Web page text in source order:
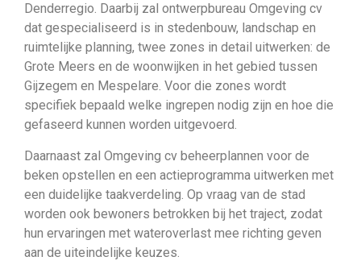
Denderregio. Daarbij zal ontwerpbureau Omgeving cv
dat gespecialiseerd is in stedenbouw, landschap en
ruimtelijke planning, twee zones in detail uitwerken: de
Grote Meers en de woonwijken in het gebied tussen
Gijzegem en Mespelare. Voor die zones wordt
specifiek bepaald welke ingrepen nodig zijn en hoe die
gefaseerd kunnen worden uitgevoerd.
Daarnaast zal Omgeving cv beheerplannen voor de
beken opstellen en een actieprogramma uitwerken met
een duidelijke taakverdeling. Op vraag van de stad
worden ook bewoners betrokken bij het traject, zodat
hun ervaringen met wateroverlast mee richting geven
aan de uiteindelijke keuzes.